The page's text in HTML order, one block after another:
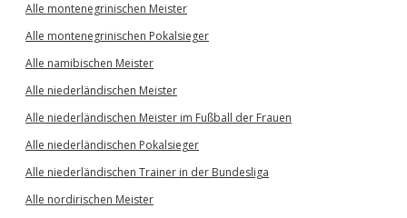
Alle montenegrinischen Meister
Alle montenegrinischen Pokalsieger
Alle namibischen Meister
Alle niederländischen Meister
Alle niederländischen Meister im Fußball der Frauen
Alle niederländischen Pokalsieger
Alle niederländischen Trainer in der Bundesliga
Alle nordirischen Meister